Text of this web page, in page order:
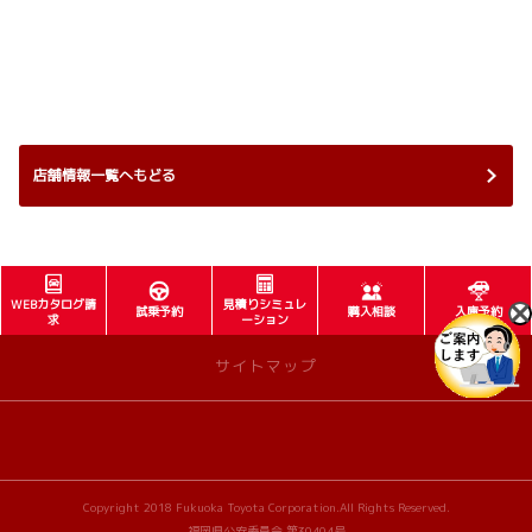
店舗情報一覧へもどる
WEBカタログ請
求
試乗予約
見積りシミュレ
ーション
購入相談 入庫予約
サイトマップ
福岡トヨタ公式サイト
Copyright 2018 Fukuoka Toyota Corporation.All Rights Reserved.